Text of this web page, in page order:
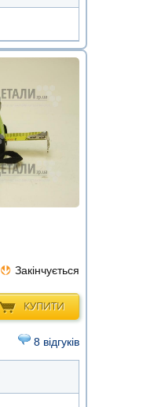
Закінчується
КУПИТИ
8 відгуків